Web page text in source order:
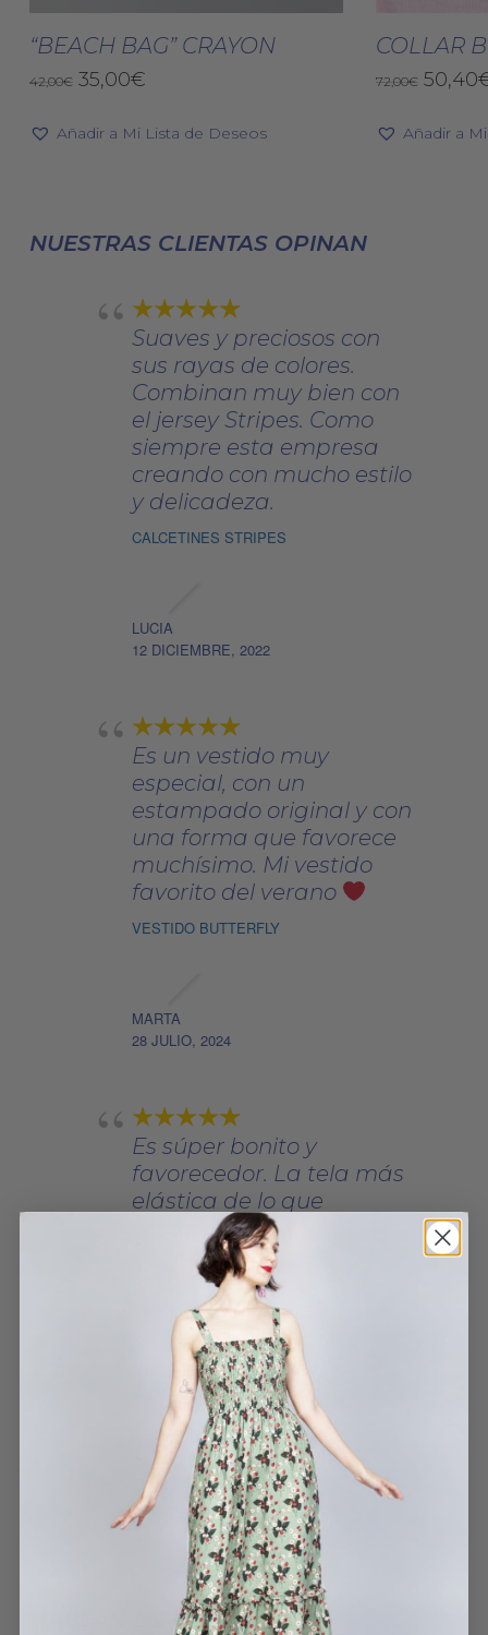
Seleccionar Opciones
producto
tiene
elegir
de
“BEACH BAG” CRAYON
42,00€ El
original
35,00€El
actual
Añadir a Mi Lista de Deseos
COLLAR
72,00€ El
50,40
Añadir a
NUESTRAS CLIENTAS OPINAN
Suaves y preciosos con
sus rayas de colores.
Combinan muy bien con
el jersey Stripes. Como
siempre esta empresa
creando con mucho estilo
y delicadeza.
CALCETINES STRIPES
LUCIA
12 DICIEMBRE, 2022
Es un vestido muy
especial, con un
estampado original y con
una forma que favorece
muchísimo. Mi vestido
favorito del verano
VESTIDO BUTTERFLY
MARTA
28 JULIO, 2024
Es súper bonito y
favorecedor. La tela más
elástica de lo que
esperaba, es muy
cómodo. También
bastante largo, como soy
alta no me suelen llegar
los vestidos hasta los pies
y este sí. Me encanta
VESTIDO HERBARIO
CLARA
23 DICIEMBRE, 2022
HABLAN DE NOSOTROS